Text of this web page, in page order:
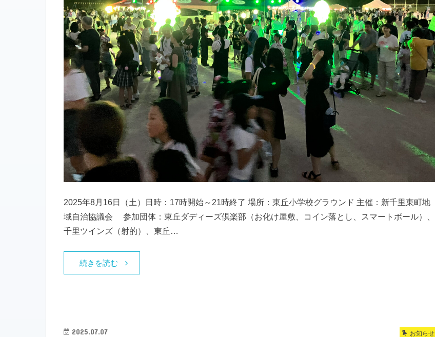
2025年8月16日（土）日時：17時開始～21時終了 場所：東丘小学校グラウンド 主催：新千里東町地
域自治協議会 参加団体：東丘ダディーズ倶楽部（お化け屋敷、コイン落とし、スマートボール）、
千里ツインズ（射的）、東丘…
続きを読む
2025.07.07 お知らせ